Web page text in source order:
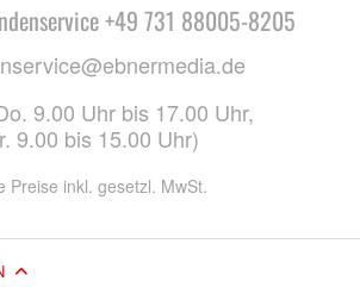
+49 731 88005-8205
9.00 Uhr bis 17.00 Uhr,
9.00 bis 15.00 Uhr)
Preise inkl. gesetzl. MwSt.